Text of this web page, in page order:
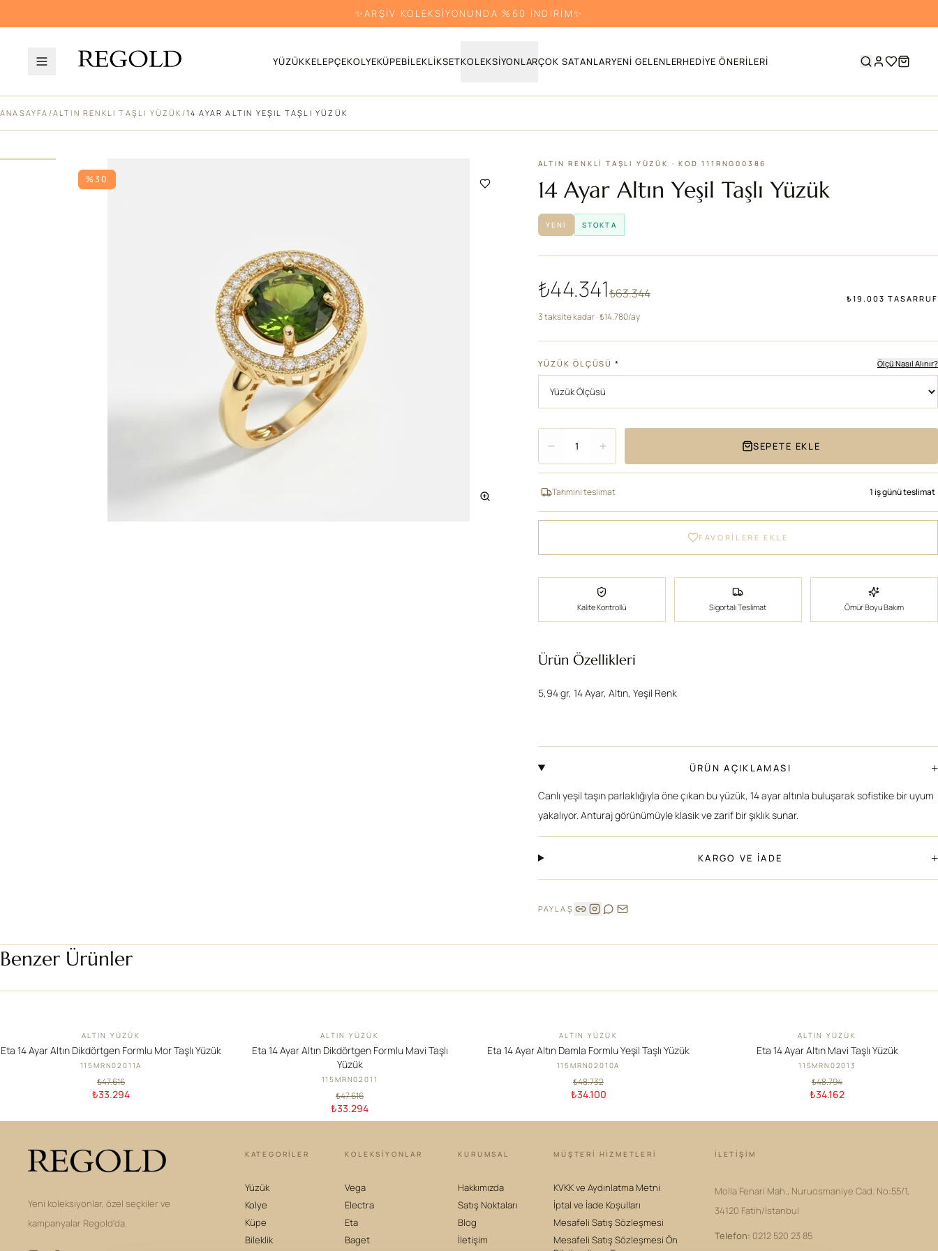
✨ARŞİV KOLEKSİYONUNDA %60 İNDİRİM✨
YÜZÜKKELEPÇEKOLYEKÜPEBILEKLIKSETKOLEKSIYONLARÇOK SATANLARYENI GELENLERHEDIYE ÖNERILERI
ANASAYFA /ALTIN RENKLI TAŞLI YÜZÜK /14 AYAR ALTIN YEŞIL TAŞLI YÜZÜK
%30
ALTIN RENKLI TAŞLI YÜZÜK · KOD 111RNG00386
14 Ayar Altın Yeşil Taşlı Yüzük
YENI STOKTA
₺44.341₺63.344 ₺19.003 TASARRUF
3 taksite kadar · ₺14.780/ay
YÜZÜK ÖLÇÜSÜ * Ölçü Nasıl Alınır?
1 SEPETE EKLE
Tahmini teslimat 1 iş günü teslimat
FAVORİLERE EKLE
Kalite Kontrollü Sigortalı Teslimat Ömür Boyu Bakım
Ürün Özellikleri
5,94 gr, 14 Ayar, Altın, Yeşil Renk
ÜRÜN AÇIKLAMASI +
Canlı yeşil taşın parlaklığıyla öne çıkan bu yüzük, 14 ayar altınla buluşarak sofistike bir uyum
yakalıyor. Anturaj görünümüyle klasik ve zarif bir şıklık sunar.
KARGO VE İADE +
PAYLAŞ
Benzer Ürünler
ALTIN YÜZÜK
Eta 14 Ayar Altın Dikdörtgen Formlu Mor Taşlı Yüzük
115MRN02011A
₺47.616
₺33.294
ALTIN YÜZÜK
Eta 14 Ayar Altın Dikdörtgen Formlu Mavi Taşlı
Yüzük
115MRN02011
₺47.616
₺33.294
ALTIN YÜZÜK
Eta 14 Ayar Altın Damla Formlu Yeşil Taşlı Yüzük
115MRN02010A
₺48.732
₺34.100
ALTIN YÜZÜK
Eta 14 Ayar Altın Mavi Taşlı Yüzük
115MRN02013
₺48.794
₺34.162
Yeni koleksiyonlar, özel seçkiler ve
kampanyalar Regold'da.
KATEGORILER
Yüzük
Kolye
Küpe
Bileklik
KOLEKSIYONLAR
Vega
Electra
Eta
Baget
KURUMSAL
Hakkımızda
Satış Noktaları
Blog
İletişim
MÜŞTERİ HİZMETLERİ
KVKK ve Aydınlatma Metni
İptal ve İade Koşulları
Mesafeli Satış Sözleşmesi
Mesafeli Satış Sözleşmesi Ön
İLETIŞIM
Molla Fenari Mah., Nuruosmaniye Cad. No:55/1,
34120 Fatih/İstanbul
Telefon: 0212 520 23 85